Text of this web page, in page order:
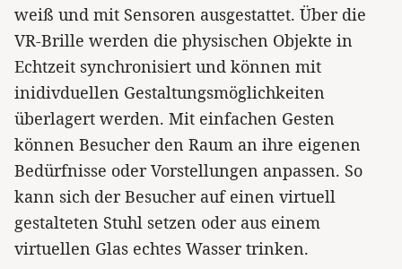
weiß und mit Sensoren ausgestattet. Über die
VR-Brille werden die physischen Objekte in
Echtzeit synchronisiert und können mit
inidivduellen Gestaltungsmöglichkeiten
überlagert werden. Mit einfachen Gesten
können Besucher den Raum an ihre eigenen
Bedürfnisse oder Vorstellungen anpassen. So
kann sich der Besucher auf einen virtuell
gestalteten Stuhl setzen oder aus einem
virtuellen Glas echtes Wasser trinken.